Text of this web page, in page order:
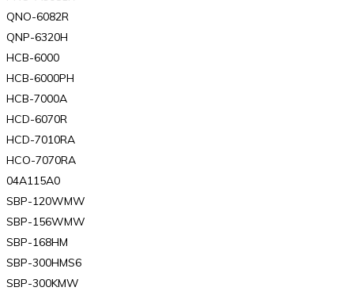
QNO-6082R
QNP-6320H
HCB-6000
HCB-6000PH
HCB-7000A
HCD-6070R
HCD-7010RA
HCO-7070RA
04A115A0
SBP-120WMW
SBP-156WMW
SBP-168HM
SBP-300HMS6
SBP-300KMW